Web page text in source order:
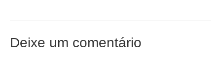
Deixe um comentário